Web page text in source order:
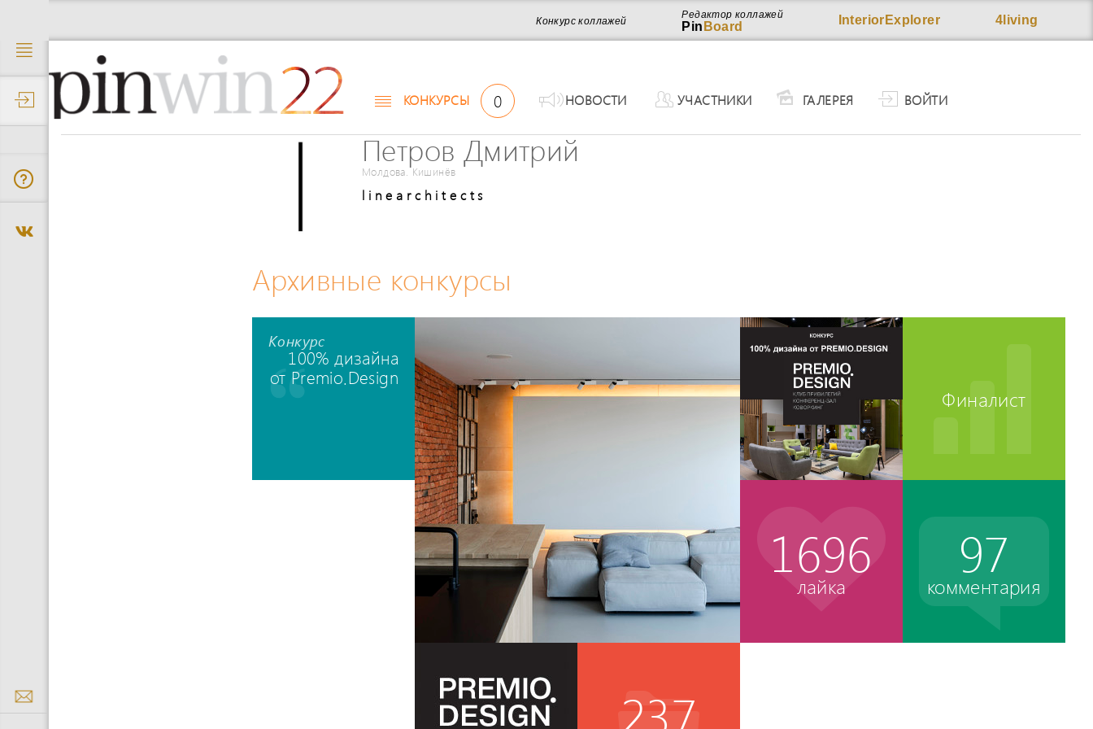
4living
InteriorExplorer
Редактор коллажей
Pin Board
Конкурс коллажей
22 КОНКУРСЫ 0 НОВОСТИ УЧАСТНИКИ ГАЛЕРЕЯ ВОЙТИ
Петров Дмитрий
Молдова. Кишинёв
l i n e a r c h i t e c t s
Архивные конкурсы
Конкурс
100% дизайна
от Premio.Design
Финалист
1696
лайка
97
комментария
237